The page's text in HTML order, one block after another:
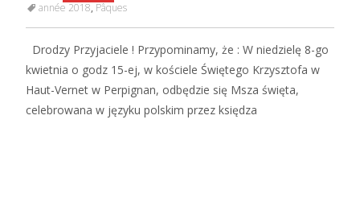
année 2018, Pâques
Drodzy Przyjaciele ! Przypominamy, że : W niedzielę 8-go
kwietnia o godz 15-ej, w kościele Świętego Krzysztofa w
Haut-Vernet w Perpignan, odbędzie się Msza święta,
celebrowana w języku polskim przez księdza